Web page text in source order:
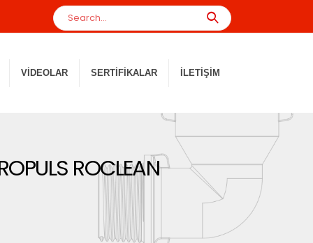
VIDEOLAR SERTIFIKALAR İLETIŞIM
ROCLEAN